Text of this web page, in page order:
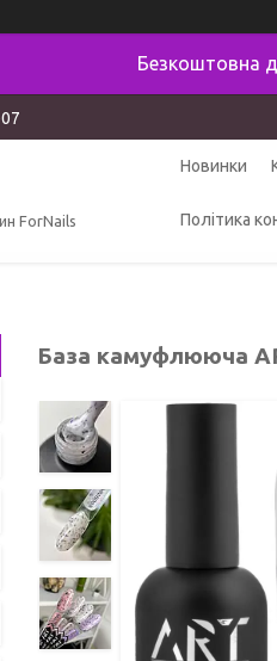
Безкоштовна
ForNails
Новинки
Політика
База камуфлююча